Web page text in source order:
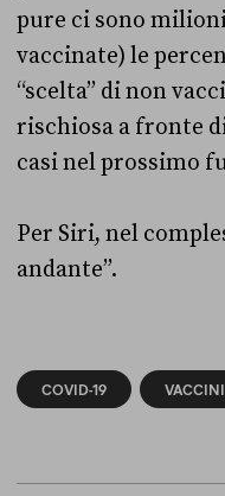
pure ci sono
vaccinate) le
“scelta” di non
rischiosa a fronte
casi nel prossimo
Per Siri, nel
andante”.
COVID-19 VACCINI